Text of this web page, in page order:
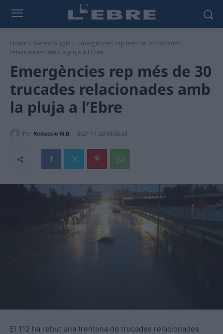
Home Meteorologia
Emergències rep més de 30 trucades
relacionades amb la pluja a l'Ebre
Emergències rep més de 30
trucades relacionades amb
la pluja a l’Ebre
Per Redaccio N.B. 2021-11-23 08:55:58
El 112 ha rebut una trentena de trucades relacionades